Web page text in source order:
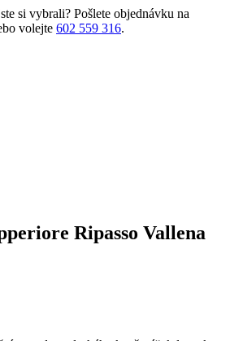
si vybrali? Pošlete objednávku na
volejte 602 559 316.
Ripasso Vallena